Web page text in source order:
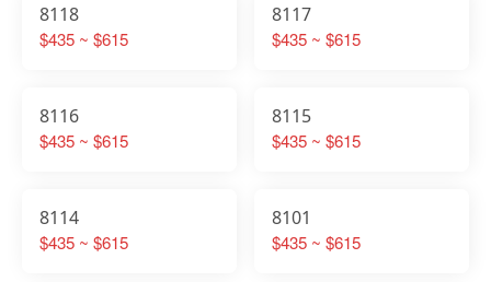
8118
$435 ~ $615
8117
$435 ~ $615
8116
$435 ~ $615
8115
$435 ~ $615
8114
$435 ~ $615
8101
$435 ~ $615